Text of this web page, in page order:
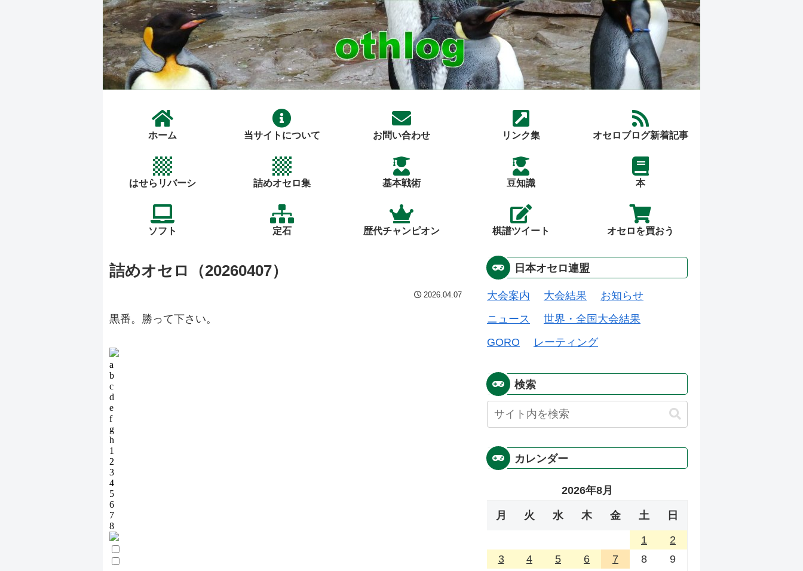
ホーム 当サイトについて お問い合わせ リンク集 オセロブログ新着記事
はせらリバーシ 詰めオセロ集 基本戦術 豆知識 本
ソフト 定石 歴代チャンピオン 棋譜ツイート オセロを買おう
詰めオセロ（20260407）
2026.04.07
黒番。勝って下さい。
日本オセロ連盟
大会案内 大会結果
お知らせ
ニュース
世界・全国大会結果
GORO
レーティング
検索
カレンダー
2026年8月
月 火 水 木 金 土 日
1
2
3
4 5 6 7 8
9